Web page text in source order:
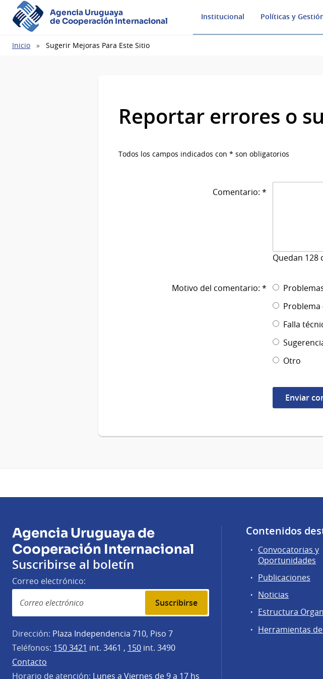
Agencia Uruguaya
de Cooperación Internacional
Institucional Políticas y
Ruta
Inicio Sugerir Mejoras Para Este Sitio
Reportar errores o
Todos los campos indicados con * son obligatorios
Comentario: *
Quedan 128
Motivo del comentario: *
Problema
Falla
Otro
Agencia Uruguaya de
Cooperación Internacional
Suscribirse al boletín
Correo electrónico:
Suscribirse
Dirección: Plaza Independencia 710, Piso 7
Teléfonos: 150 3421 int. 3461 , 150 int. 3490
Contacto
Horario de atención: Lunes a Viernes de 9 a 17 hs
Contenidos
Convocatorias y
Oportunidades
Publicaciones
Noticias
Estructura
Herramientas